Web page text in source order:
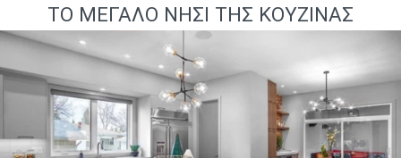
ΤΟ ΜΕΓΆΛΟ ΝΗΣΊ ΤΗΣ ΚΟΥΖΊΝΑΣ